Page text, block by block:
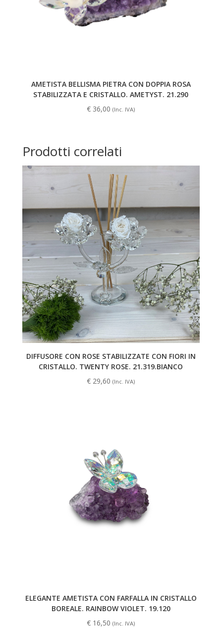
AMETISTA BELLISMA PIETRA CON DOPPIA ROSA
STABILIZZATA E CRISTALLO. AMETYST. 21.290
€ 36,00 (Inc. IVA)
Prodotti correlati
DIFFUSORE CON ROSE STABILIZZATE CON FIORI IN
CRISTALLO. TWENTY ROSE. 21.319.BIANCO
€ 29,60 (Inc. IVA)
ELEGANTE AMETISTA CON FARFALLA IN CRISTALLO
BOREALE. RAINBOW VIOLET. 19.120
€ 16,50 (Inc. IVA)